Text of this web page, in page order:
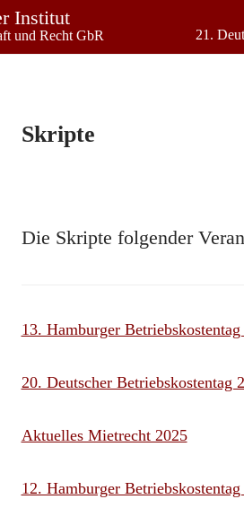
Institut
und Recht GbR 21.
Skripte
Die Skripte folgender
13. Hamburger Betriebskostentag
20. Deutscher Betriebskostentag
Aktuelles Mietrecht 2025
12. Hamburger Betriebskostentag